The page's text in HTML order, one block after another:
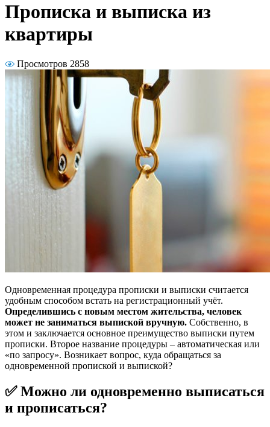
Прописка и выписка из
квартиры
Просмотров 2858
Одновременная процедура прописки и выписки считается
удобным способом встать на регистрационный учёт.
Определившись с новым местом жительства, человек
может не заниматься выпиской вручную. Собственно, в
этом и заключается основное преимущество выписки путем
прописки. Второе название процедуры – автоматическая или
«по запросу». Возникает вопрос, куда обращаться за
одновременной пропиской и выпиской?
✅ Можно ли одновременно выписаться
и прописаться?